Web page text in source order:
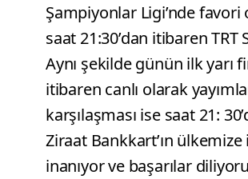
Şampiyonlar Ligi’nde
saat 21:30’dan itibaren TRT
Aynı şekilde günün ilk yarı
itibaren canlı olarak
karşılaşması ise saat 21:
Ziraat Bankkart’ın
inanıyor ve başarılar